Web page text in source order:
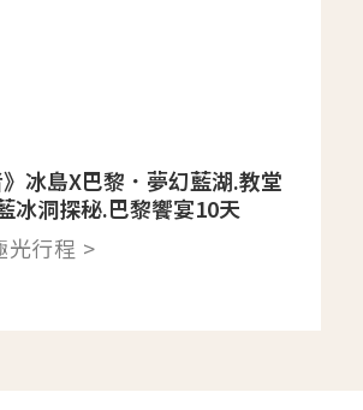
》冰島X巴黎．夢幻藍湖.教堂
冰洞探秘.巴黎饗宴10天
光行程 >